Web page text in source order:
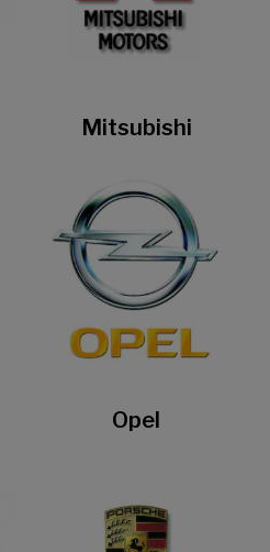
Mitsubishi
Opel